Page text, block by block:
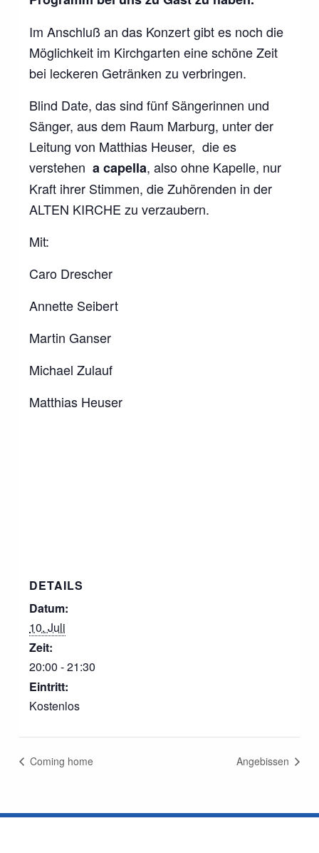
Im Anschluß an das Konzert gibt es noch die
Möglichkeit im Kirchgarten eine schöne Zeit
bei leckeren Getränken zu verbringen.
Blind Date, das sind fünf Sängerinnen und
Sänger, aus dem Raum Marburg, unter der
Leitung von Matthias Heuser, die es
verstehena capella, also ohne Kapelle, nur
Kraft ihrer Stimmen, die Zuhörenden in der
ALTEN KIRCHE zu verzaubern.
Mit:
Caro Drescher
Annette Seibert
Martin Ganser
Michael Zulauf
Matthias Heuser
DETAILS
Datum:
10. Juli
Zeit:
20:00 - 21:30
Eintritt:
Kostenlos
Coming home Angebissen